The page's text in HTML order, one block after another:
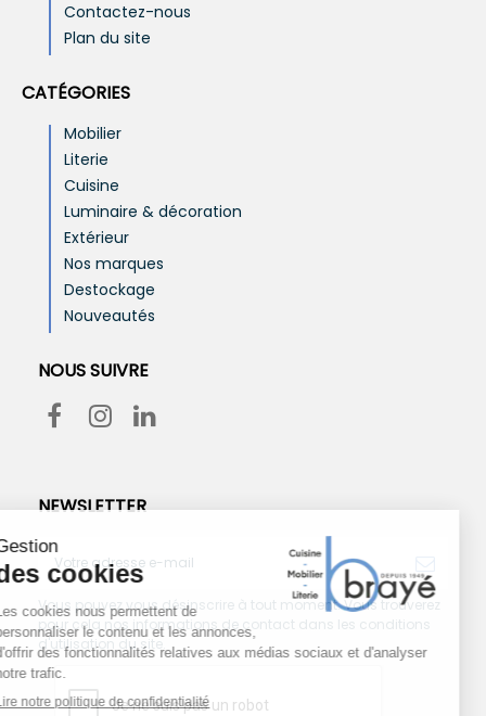
Contactez-nous
Plan du site
CATÉGORIES
Mobilier
Literie
Cuisine
Luminaire & décoration
Extérieur
Nos marques
Destockage
Nouveautés
NOUS SUIVRE
NEWSLETTER
Vous pouvez vous désinscrire à tout moment. Vous trouverez
pour cela nos informations de contact dans les conditions
d'utilisation du site.